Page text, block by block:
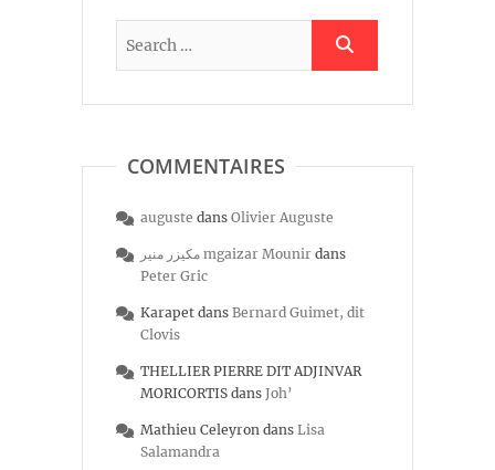
COMMENTAIRES
auguste dans Olivier Auguste
مكيزر منير mgaizar Mounir dans
Peter Gric
Karapet dans Bernard Guimet, dit
Clovis
THELLIER PIERRE DIT ADJINVAR
MORICORTIS dans Joh’
Mathieu Celeyron dans Lisa
Salamandra